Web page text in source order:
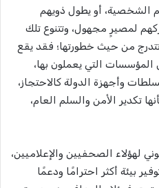
الشخصية، أو يطول ذويهم
لمصيرٍ مجهول، وتتنوع تلك
من حيث خطورتها؛ فقد يقع
التي يعملون بها،
وأجهزة الدولة كالاحتجاز،
تكدير اﻷمن والسلم العام،
لهؤلاء الصحفيين والإعلاميين،
بيئة أكثر احترامًا ودعمًا